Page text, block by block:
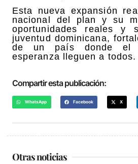
Esta nueva expansión
nacional del plan y su
oportunidades reales y
juventud dominicana,
de un país donde el
esperanza lleguen a todos.
Compartir esta publicación:
WhatsApp Facebook X
Otras noticias